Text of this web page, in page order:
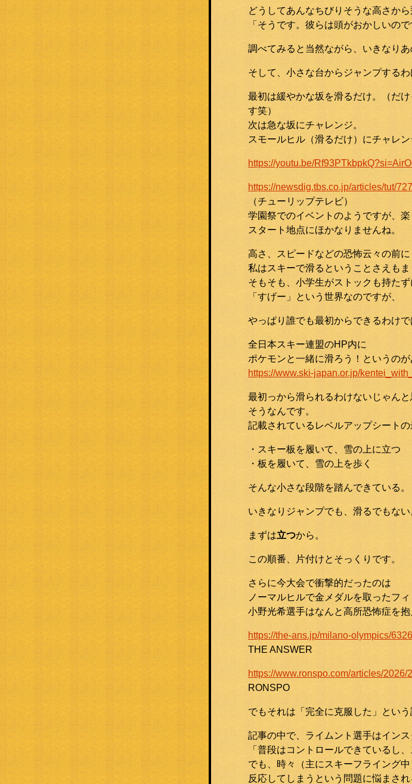
どうしてあんなちびりそうな高さか
「そうです。彼らは頭がおかしいの
調べてみると当然ながら、いきなり
そして、小さな台からジャンプするわ
最初は緩やかな坂を滑るだけ。（だ
す笑）
次は急な坂にチャレンジ。
スモールヒル（滑るだけ）にチャレン
https://youtu.be/
https://newsdig.tbs.co.jp/articles/tut/
（チューリップテレビ）
学園祭でのイベントのようですが、
スタート地点にほかなりませんね。
高さ、スピードなどの恐怖云々の前に
私はスキーで滑るということさえもま
そもそも、小学生がストックも持た
「すげー」という世界なのですが、
やっぱり誰でも最初からできるわけで
全日本スキー連盟のHP内に
ポケモンと一緒に滑ろう！というのが
https://www.ski-japan.or.jp/
最初っから滑られるわけないじゃんと
そうなんです。
記載されているレベルアップシートの
・スキー板を履いて、雪の上に立つ
・板を履いて、雪の上を歩く
そんな小さな段階を踏んできている。
いきなりジャンプでも、滑るでもない
まずは立つから。
この順番、片付けとそっくりです。
さらに今大会で衝撃的だったのは
ノーマルヒルで金メダルを取ったフ
小野光希選手はなんと高所恐怖症を抱
https://the-ans.jp/milano-olympics/
THE ANSWER
https://www.ronspo.com/articles/2026/
RONSPO
でもそれは「完全に克服した」という
記事の中で、ライムント選手はイン
「普段はコントロールできているし
でも、時々（主にスキーフライング
反応してしまうという問題に悩まされ